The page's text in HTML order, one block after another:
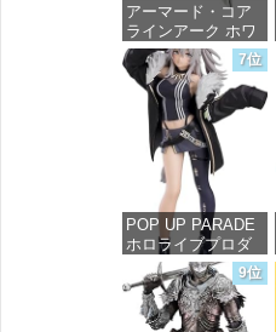
アーマード・コア
ラインアーク ホワ
イト・グリント 全
高約160mm 1/72ス
ケール プラモデル
価格：¥7,367
7位
POP UP PARADE
ホロライブプロダ
クション 獅白ぼた
ん ノンスケール プ
ラスチック製 塗装
済み完成品フィギ
9位